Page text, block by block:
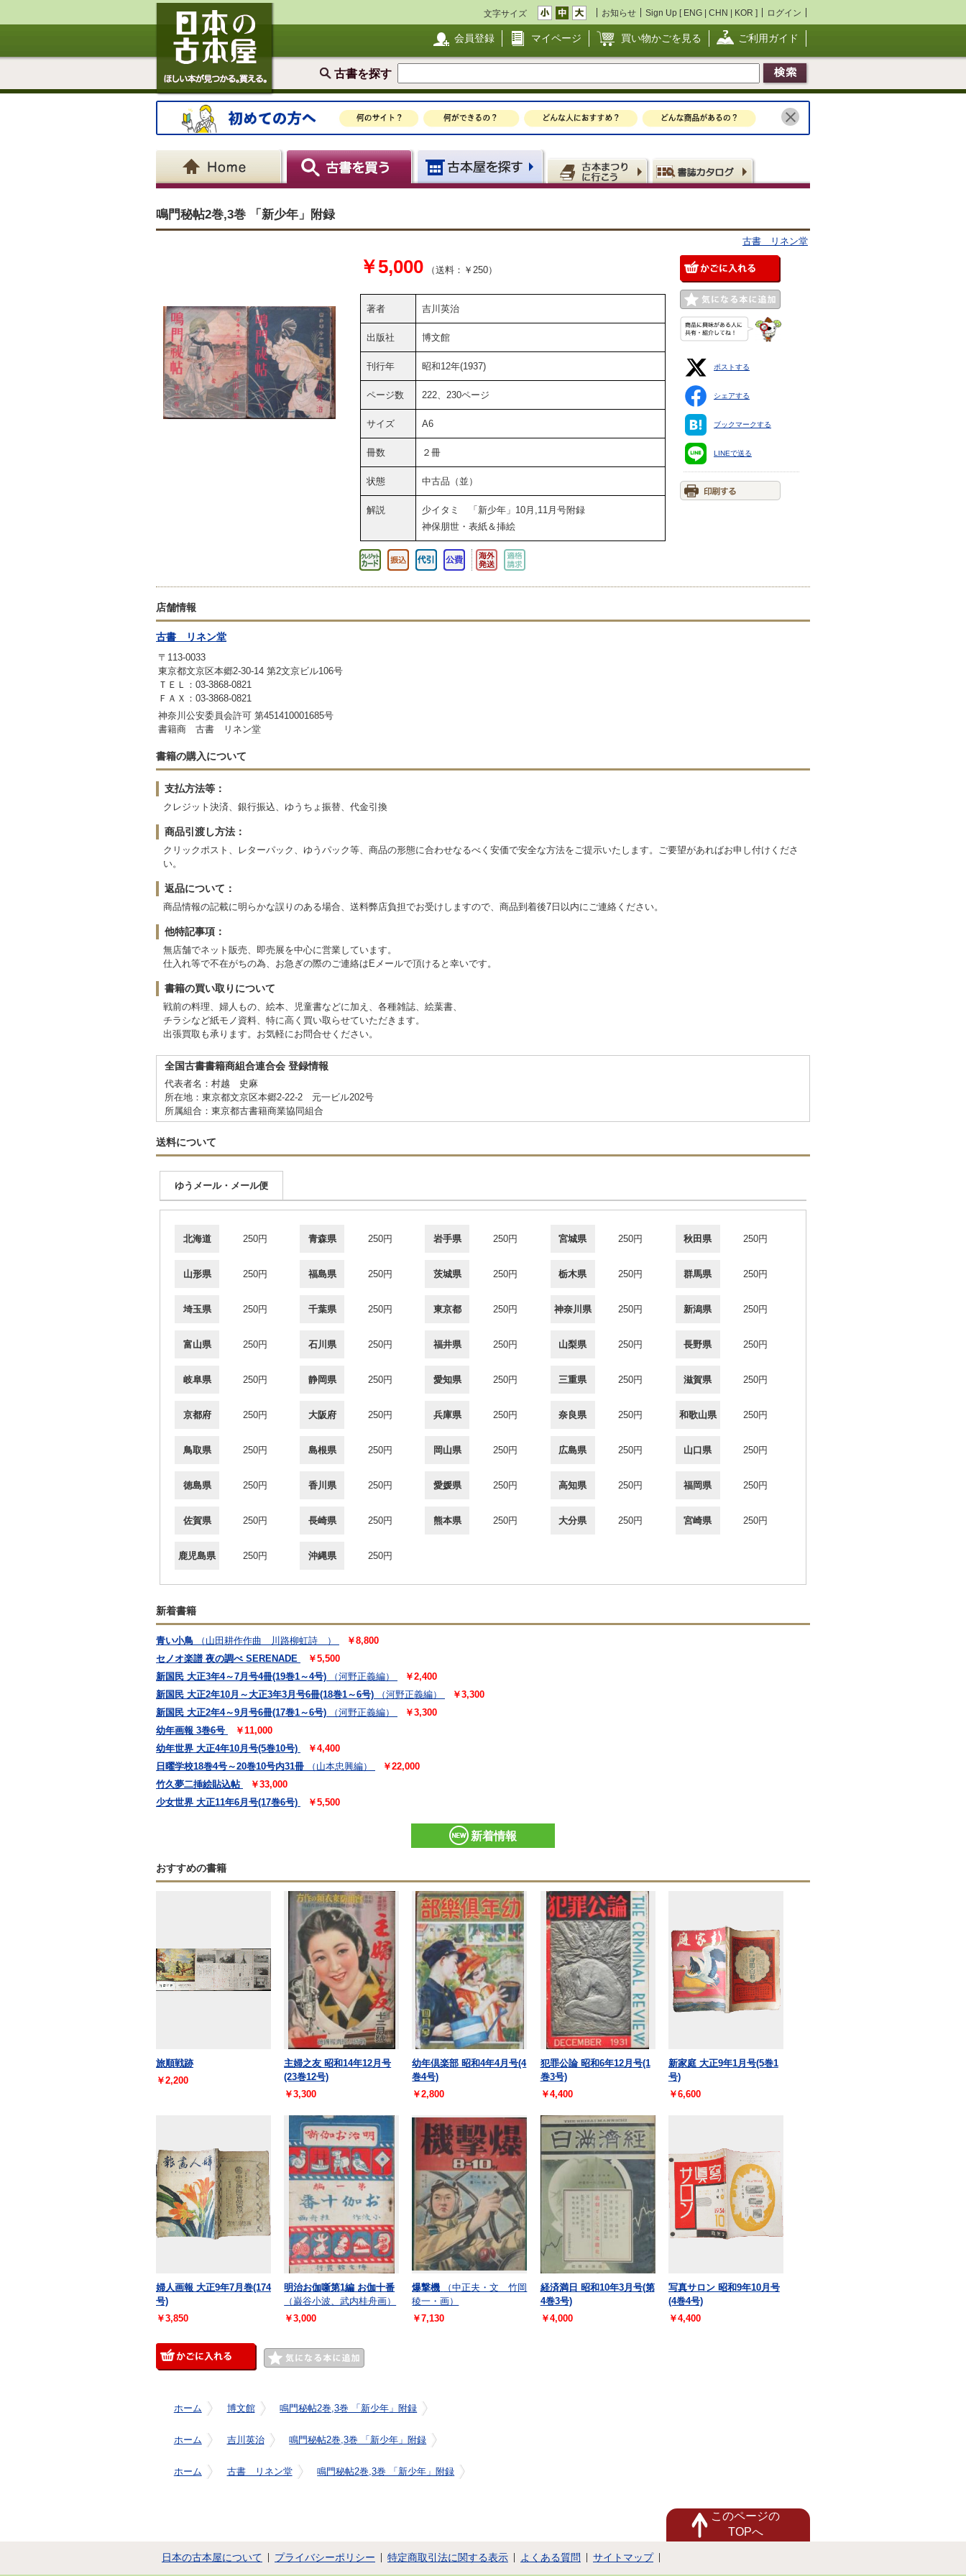
文字サイズ お知らせ Sign Up [ ENG | CHN | KOR ] ログイン
会員登録 マイページ 買い物かごを見る ご利用ガイド
古書を探す
鳴門秘帖2巻,3巻 「新少年」附録
古書 リネン堂
￥5,000 （送料：￥250）
著者 吉川英治
出版社 博文館
刊行年 昭和12年(1937)
ページ数 222、230ページ
サイズ A6
冊数 ２冊
状態 中古品（並）
解説
少イタミ 「新少年」10月,11月号附録
神保朋世・表紙＆挿絵
ポストする
シェアする
ブックマークする
LINEで送る
店舗情報
古書 リネン堂
〒113-0033
東京都文京区本郷2‐30-14 第2文京ビル106号
ＴＥＬ：03-3868-0821
ＦＡＸ：03-3868-0821
神奈川公安委員会許可 第451410001685号
書籍商 古書 リネン堂
書籍の購入について
支払方法等：
クレジット決済、銀行振込、ゆうちょ振替、代金引換
商品引渡し方法：
クリックポスト、レターパック、ゆうパック等、商品の形態に合わせなるべく安価で安全な方法をご提示いたします。ご要望があればお申し付けくださ
い。
返品について：
商品情報の記載に明らかな誤りのある場合、送料弊店負担でお受けしますので、商品到着後7日以内にご連絡ください。
他特記事項：
無店舗でネット販売、即売展を中心に営業しています。
仕入れ等で不在がちの為、お急ぎの際のご連絡はEメールで頂けると幸いです。
書籍の買い取りについて
戦前の料理、婦人もの、絵本、児童書などに加え、各種雑誌、絵葉書、
チラシなど紙モノ資料、特に高く買い取らせていただきます。
出張買取も承ります。お気軽にお問合せください。
全国古書書籍商組合連合会 登録情報
代表者名：村越 史麻
所在地：東京都文京区本郷2-22-2 元一ビル202号
所属組合：東京都古書籍商業協同組合
送料について
ゆうメール・メール便
北海道 250円 青森県 250円 岩手県 250円 宮城県 250円 秋田県 250円
山形県 250円 福島県 250円 茨城県 250円 栃木県 250円 群馬県 250円
埼玉県 250円 千葉県 250円 東京都 250円 神奈川県 250円 新潟県 250円
富山県 250円 石川県 250円 福井県 250円 山梨県 250円 長野県 250円
岐阜県 250円 静岡県 250円 愛知県 250円 三重県 250円 滋賀県 250円
京都府 250円 大阪府 250円 兵庫県 250円 奈良県 250円 和歌山県 250円
鳥取県 250円 島根県 250円 岡山県 250円 広島県 250円 山口県 250円
徳島県 250円 香川県 250円 愛媛県 250円 高知県 250円 福岡県 250円
佐賀県 250円 長崎県 250円 熊本県 250円 大分県 250円 宮崎県 250円
鹿児島県 250円 沖縄県 250円
新着書籍
青い小鳥 （山田耕作作曲 川路柳虹詩 ）
￥8,800
セノオ楽譜 夜の調べ SERENADE
￥5,500
新国民 大正3年4～7月号4冊(19巻1～4号)
（河野正義編）
￥2,400
新国民 大正2年10月～大正3年3月号6冊(18巻1～6号)
（河野正義編）
￥3,300
新国民 大正2年4～9月号6冊(17巻1～6号)
（河野正義編）
￥3,300
幼年画報 3巻6号
￥11,000
幼年世界 大正4年10月号(5巻10号)
￥4,400
日曜学校18巻4号～20巻10号内31冊
（山本忠興編）
￥22,000
竹久夢二挿絵貼込帖
￥33,000
少女世界 大正11年6月号(17巻6号)
￥5,500
新着情報
おすすめの書籍
旅順戦跡
￥2,200
主婦之友 昭和14年12月号
(23巻12号)
￥3,300
幼年倶楽部 昭和4年4月号(4
巻4号)
￥2,800
犯罪公論 昭和6年12月号(1
巻3号)
￥4,400
新家庭 大正9年1月号(5巻1
号)
￥6,600
婦人画報 大正9年7月巻(174
号)
￥3,850
明治お伽噺第1編 お伽十番
（巌谷小波、武内桂舟画）
￥3,000
爆撃機
（中正夫・文 竹岡
稜一・画）
￥7,130
経済満日 昭和10年3月号(第
4巻3号)
￥4,000
写真サロン 昭和9年10月号
(4巻4号)
￥4,400
ホーム 博文館 鳴門秘帖2巻,3巻 「新少年」附録
ホーム 吉川英治 鳴門秘帖2巻,3巻 「新少年」附録
ホーム 古書 リネン堂 鳴門秘帖2巻,3巻 「新少年」附録
このページの
TOPへ
日本の古本屋について プライバシーポリシー 特定商取引法に関する表示 よくある質問 サイトマップ